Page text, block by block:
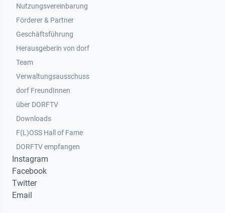
Nutzungsvereinbarung
Footer 2
Förderer & Partner
Geschäftsführung
Herausgeberin von dorf
Team
Verwaltungsausschuss
dorf FreundInnen
Footer 3
über DORFTV
Downloads
F(L)OSS Hall of Fame
Footer 4
DORFTV empfangen
Instagram
Facebook
Twitter
Email